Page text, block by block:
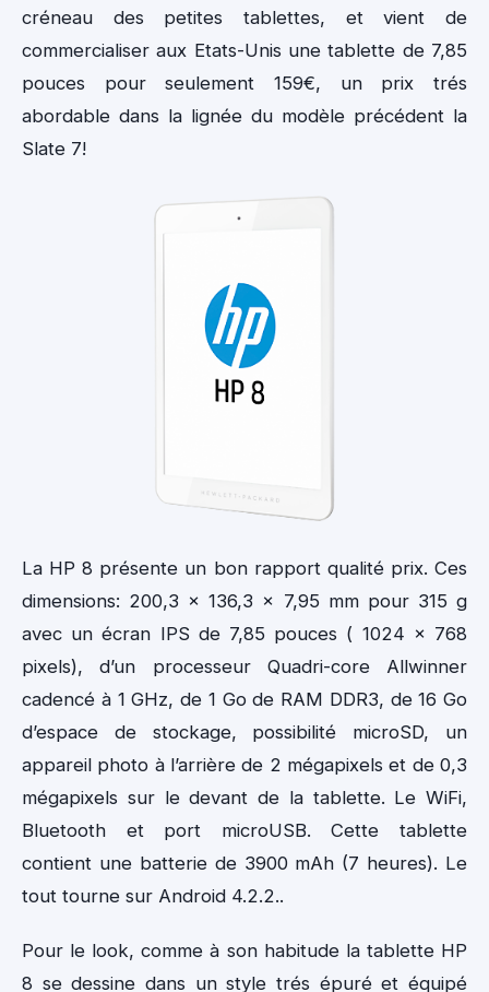
créneau des petites tablettes, et vient de
commercialiser aux Etats-Unis une tablette de 7,85
pouces pour seulement 159€, un prix trés
abordable dans la lignée du modèle précédent la
Slate 7!
La HP 8 présente un bon rapport qualité prix. Ces
dimensions: 200,3 x 136,3 x 7,95 mm pour 315 g
avec un écran IPS de 7,85 pouces ( 1024 x 768
pixels), d’un processeur Quadri-core Allwinner
cadencé à 1 GHz, de 1 Go de RAM DDR3, de 16 Go
d’espace de stockage, possibilité microSD, un
appareil photo à l’arrière de 2 mégapixels et de 0,3
mégapixels sur le devant de la tablette. Le WiFi,
Bluetooth et port microUSB. Cette tablette
contient une batterie de 3900 mAh (7 heures). Le
tout tourne sur Android 4.2.2..
Pour le look, comme à son habitude la tablette HP
8 se dessine dans un style trés épuré et équipé